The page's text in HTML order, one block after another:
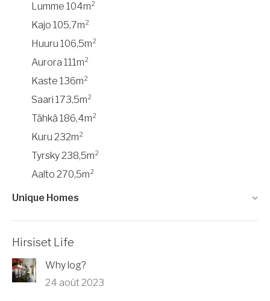
Lumme 104m²
Kajo 105,7m²
Huuru 106,5m²
Aurora 111m²
Kaste 136m²
Saari 173,5m²
Tähkä 186,4m²
Kuru 232m²
Tyrsky 238,5m²
Aalto 270,5m²
Unique Homes
Hirsiset Life
Why log?
24 août 2023